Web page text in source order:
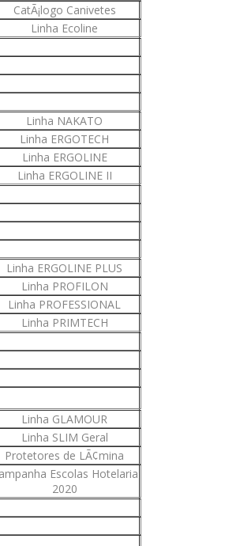
CatÃ¡logo Canivetes
Linha Ecoline
Linha NAKATO
Linha ERGOTECH
Linha ERGOLINE
Linha ERGOLINE II
Linha ERGOLINE PLUS
Linha PROFILON
Linha PROFESSIONAL
Linha PRIMTECH
Linha GLAMOUR
Linha SLIM Geral
Protetores de LÃ¢mina
Escolas Hotelaria
2020